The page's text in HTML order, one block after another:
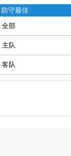
防守最佳
全部
主队
客队